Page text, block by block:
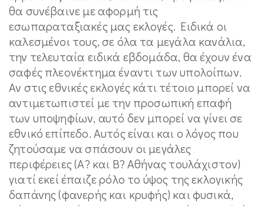
θα συνέβαινε με αφορμή τις
εσωπαραταξιακές μας εκλογές. Ειδικά οι
καλεσμένοι τους, σε όλα τα μεγάλα κανάλια,
την τελευταία ειδικά εβδομάδα, θα έχουν ένα
σαφές πλεονέκτημα έναντι των υπολοίπων.
Αν στις εθνικές εκλογές κάτι τέτοιο μπορεί να
αντιμετωπιστεί με την προσωπική επαφή
των υποψηφίων, αυτό δεν μπορεί να γίνει σε
εθνικό επίπεδο. Αυτός είναι και ο λόγος που
ζητούσαμε να σπάσουν οι μεγάλες
περιφέρειες (Α? και Β? Αθήνας τουλάχιστον)
γιατί εκεί έπαιζε ρόλο το ύψος της εκλογικής
δαπάνης (φανερής και κρυφής) και φυσικά,